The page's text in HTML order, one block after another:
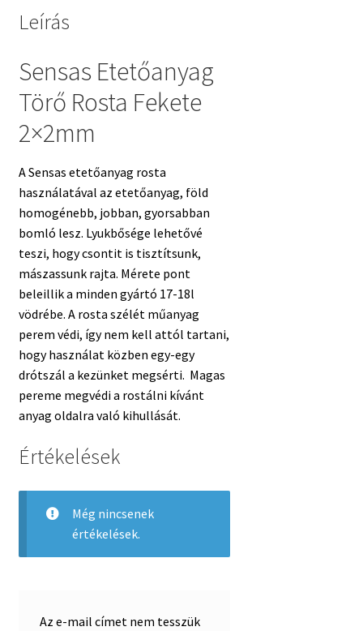
Leírás
Sensas Etetőanyag
Törő Rosta Fekete
2×2mm
A Sensas etetőanyag rosta
használatával az etetőanyag, föld
homogénebb, jobban, gyorsabban
bomló lesz. Lyukbősége lehetővé
teszi, hogy csontit is tisztítsunk,
mászassunk rajta. Mérete pont
beleillik a minden gyártó 17-18l
vödrébe. A rosta szélét műanyag
perem védi, így nem kell attól tartani,
hogy használat közben egy-egy
drótszál a kezünket megsérti. Magas
pereme megvédi a rostálni kívánt
anyag oldalra való kihullását.
Értékelések
Még nincsenek
értékelések.
Az e-mail címet nem tesszük